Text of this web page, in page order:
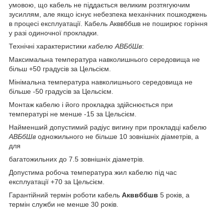
умовою, що кабель не піддається великим розтягуючим
зусиллям, але якщо існує небезпека механічних пошкоджень
в процесі експлуатації. Кабель Акввббшв не поширює горіння
у разі одиночної прокладки.
Технічні характеристики кабелю АВБбШв:
Максимальна температура навколишнього середовища не
більш +50 градусів за Цельсієм.
Мінімальна температура навколишнього середовища не
більше -50 градусів за Цельсієм.
Монтаж кабелю і його прокладка здійснюється при
температурі не менше -15 за Цельсієм.
Найменший допустимий радіус вигину при прокладці кабелю
АВБбШв одножильного не більше 10 зовнішніх діаметрів, а
для
багатожильних до 7.5 зовнішніх діаметрів.
Допустима робоча температура жил кабелю під час
експлуатації +70 за Цельсієм.
Гарантійний термін роботи кабель Акввббшв 5 років, а
термін служби не менше 30 років.